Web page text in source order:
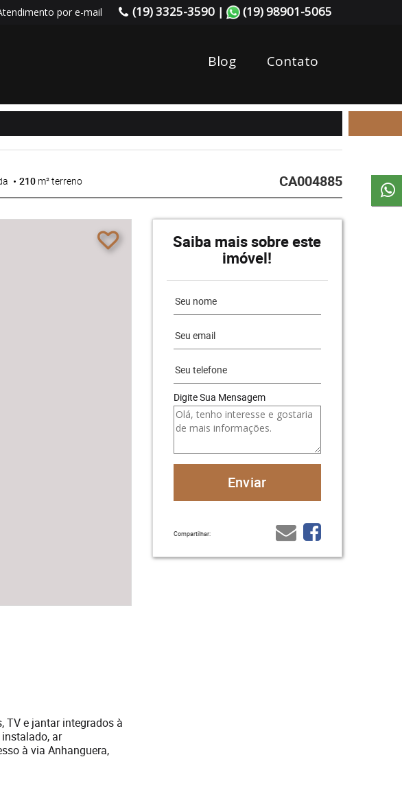
por e-mail (19) 3325-3590 | (19) 98901-5065
Blog Contato
210 m² terreno CA004885
Saiba mais sobre este
imóvel!
Digite Sua Mensagem
Compartilhar:
TV e jantar integrados à
ar
à via Anhanguera,